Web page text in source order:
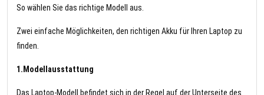
So wählen Sie das richtige Modell aus.
Zwei einfache Möglichkeiten, den richtigen Akku für Ihren Laptop zu
finden.
1.Modellausstattung
Das Laptop-Modell befindet sich in der Regel auf der Unterseite des